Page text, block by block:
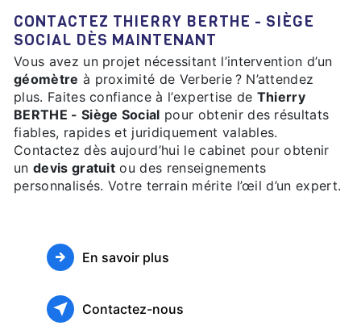
CONTACTEZ THIERRY BERTHE - SIÈGE
SOCIAL DÈS MAINTENANT
Vous avez un projet nécessitant l’intervention d’un
géomètre à proximité de Verberie ? N’attendez
plus. Faites confiance à l’expertise de Thierry
BERTHE - Siège Social pour obtenir des résultats
fiables, rapides et juridiquement valables.
Contactez dès aujourd’hui le cabinet pour obtenir
un devis gratuit ou des renseignements
personnalisés. Votre terrain mérite l’œil d’un expert.
En savoir plus
Contactez-nous